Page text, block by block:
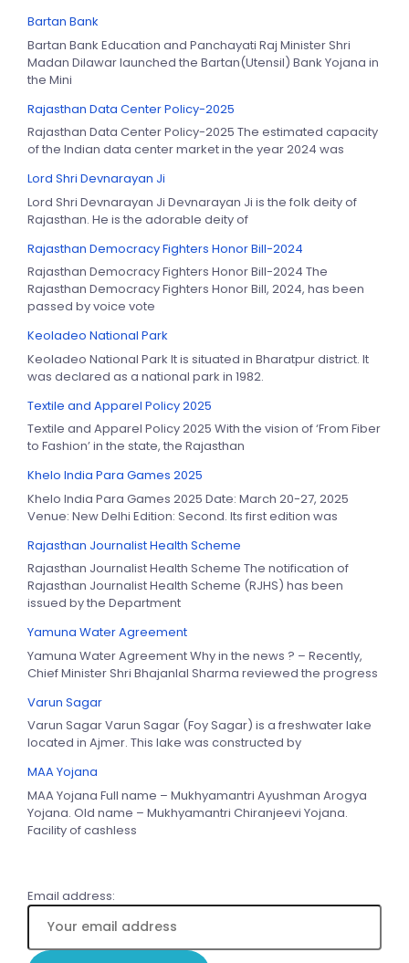
Bartan Bank
Bartan Bank Education and Panchayati Raj Minister Shri
Madan Dilawar launched the Bartan(Utensil) Bank Yojana in
the Mini
Rajasthan Data Center Policy-2025
Rajasthan Data Center Policy-2025 The estimated capacity
of the Indian data center market in the year 2024 was
Lord Shri Devnarayan Ji
Lord Shri Devnarayan Ji Devnarayan Ji is the folk deity of
Rajasthan. He is the adorable deity of
Rajasthan Democracy Fighters Honor Bill-2024
Rajasthan Democracy Fighters Honor Bill-2024 The
Rajasthan Democracy Fighters Honor Bill, 2024, has been
passed by voice vote
Keoladeo National Park
Keoladeo National Park It is situated in Bharatpur district. It
was declared as a national park in 1982.
Textile and Apparel Policy 2025
Textile and Apparel Policy 2025 With the vision of ‘From Fiber
to Fashion’ in the state, the Rajasthan
Khelo India Para Games 2025
Khelo India Para Games 2025 Date: March 20-27, 2025
Venue: New Delhi Edition: Second. Its first edition was
Rajasthan Journalist Health Scheme
Rajasthan Journalist Health Scheme The notification of
Rajasthan Journalist Health Scheme (RJHS) has been
issued by the Department
Yamuna Water Agreement
Yamuna Water Agreement Why in the news ? – Recently,
Chief Minister Shri Bhajanlal Sharma reviewed the progress
Varun Sagar
Varun Sagar Varun Sagar (Foy Sagar) is a freshwater lake
located in Ajmer. This lake was constructed by
MAA Yojana
MAA Yojana Full name – Mukhyamantri Ayushman Arogya
Yojana. Old name – Mukhyamantri Chiranjeevi Yojana.
Facility of cashless
Email address: